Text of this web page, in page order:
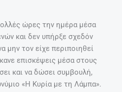
ώρες την ημέρα μέσα
και δεν υπήρξε σχεδόν
μην τον είχε περιποιηθεί
επισκέψεις μέσα στους
και να δώσει συμβουλή,
«Η Κυρία με τη Λάμπα».